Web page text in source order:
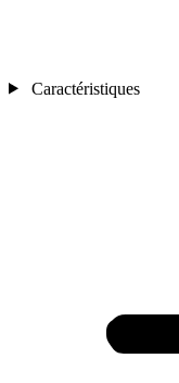
Caractéristiques